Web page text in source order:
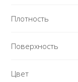
Плотность
Поверхность
Цвет